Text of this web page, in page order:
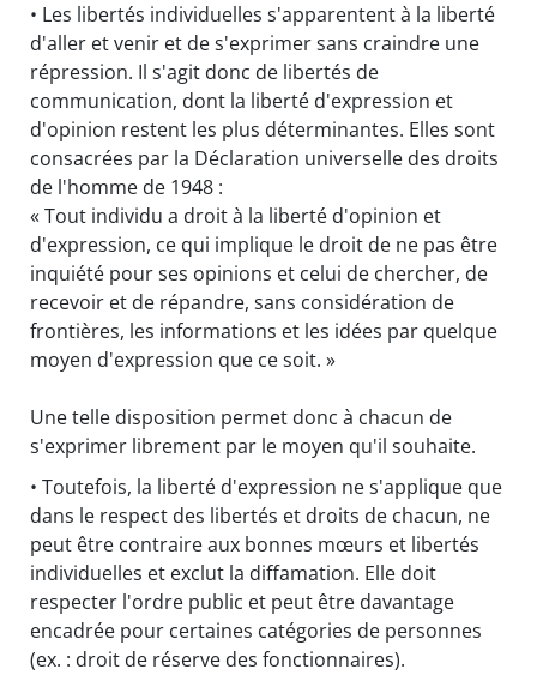
• Les libertés individuelles s'apparentent à la liberté
d'aller et venir et de s'exprimer sans craindre une
répression. Il s'agit donc de libertés de
communication, dont la liberté d'expression et
d'opinion restent les plus déterminantes. Elles sont
consacrées par la Déclaration universelle des droits
de l'homme de 1948 :
« Tout individu a droit à la liberté d'opinion et
d'expression, ce qui implique le droit de ne pas être
inquiété pour ses opinions et celui de chercher, de
recevoir et de répandre, sans considération de
frontières, les informations et les idées par quelque
moyen d'expression que ce soit. »
Une telle disposition permet donc à chacun de
s'exprimer librement par le moyen qu'il souhaite.
• Toutefois, la liberté d'expression ne s'applique que
dans le respect des libertés et droits de chacun, ne
peut être contraire aux bonnes mœurs et libertés
individuelles et exclut la diffamation. Elle doit
respecter l'ordre public et peut être davantage
encadrée pour certaines catégories de personnes
(ex. : droit de réserve des fonctionnaires).